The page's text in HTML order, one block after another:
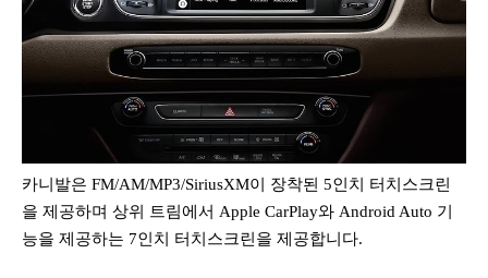
카니발은 FM/AM/MP3/SiriusXM이 장착된 5인치 터치스크린
을 제공하며 상위 트림에서 Apple CarPlay와 Android Auto 기
능을 제공하는 7인치 터치스크린을 제공합니다.